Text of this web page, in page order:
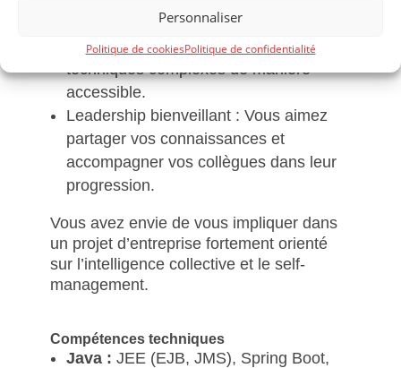
Personnaliser
Politique de cookiesPolitique de confidentialité
Communication & pédagogie : Vous
savez expliquer des concepts
techniques complexes de manière
accessible.
Leadership bienveillant : Vous aimez
partager vos connaissances et
accompagner vos collègues dans leur
progression.
Vous avez envie de vous impliquer dans
un projet d’entreprise fortement orienté
sur l’intelligence collective et le self-
management.
Compétences techniques
Java : JEE (EJB, JMS), Spring Boot,